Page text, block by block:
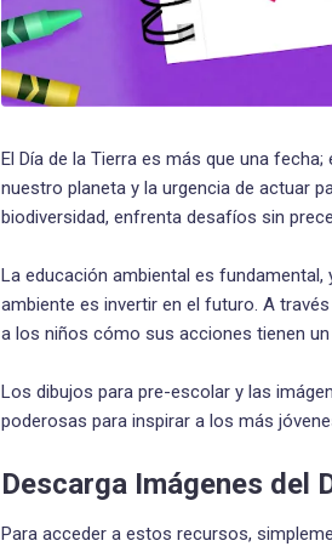
El Día de la Tierra es más que una
nuestro planeta y la urgencia de actuar
biodiversidad, enfrenta desafíos sin
La educación ambiental es
ambiente es invertir en el futuro. A
a los niños cómo sus acciones tienen
Los dibujos para pre-escolar y las
poderosas para inspirar a los más
Descarga Imágenes del
Para acceder a estos recursos,